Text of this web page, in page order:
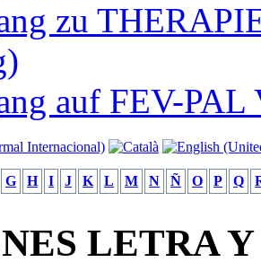
zu
auf FEV-PAL
G H I J K L M N Ñ O P Q
LETRA Y